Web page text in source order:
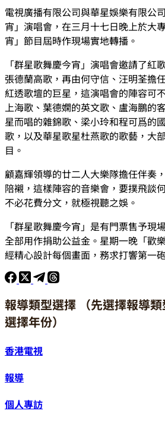
電視廣播有限公司與華星娛樂有限公
宵」演唱會，在三月十七日晚上於大
宵」節目屆時作現場實地轉播。
「群星歌舞慶今宵」演唱會邀請了紅
張德蘭高歌，再由何守信、汪明荃擔
紅透歌壇的巨星，這演唱會的陣容可
上海歌、葉德嫻的英文歌、盧海鵬的
星而唱的雜錦歌、梁小玲和程可爲的
歌，以及華星歌星杜燕歌的歌藝，大
目。
顧嘉輝領導的廿二人大樂隊擔任伴奏
陪襯，這樣陣容的音樂會，要撲飛談
不必花費分文，就極視聽之娛。
「群星歌舞慶今宵」是有門票售予現
全部用作捐助公益金。星期一晚「歡
經精心設計每個畫面，務求打響第一
報導類型選擇 （先選擇報導
選擇年份）
香港電視
報導
個人專訪